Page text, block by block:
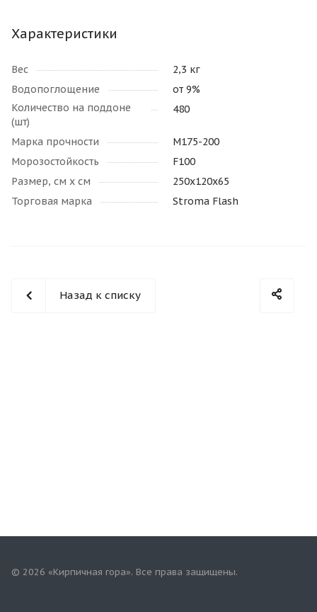
Характеристики
Вес
2,3 кг
Водопоглощение
от 9%
Количество на поддоне
(шт)
480
Марка прочности
М175-200
Морозостойкость
F100
Размер, см х см
250x120x65
Торговая марка
Stroma Flash
Назад к списку
© 2026 «Кирпичная гора». Все права защищены.